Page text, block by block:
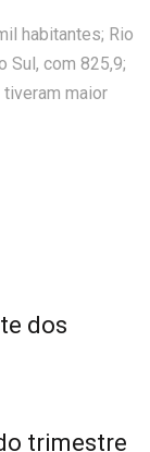
habitantes; Rio
Sul, com 825,9;
maior
dos
trimestre